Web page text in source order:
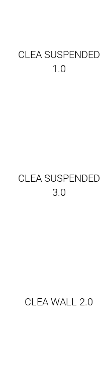
CLEA SUSPENDED
1.0
CLEA SUSPENDED
3.0
CLEA WALL 2.0